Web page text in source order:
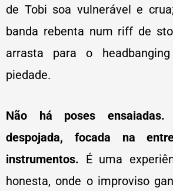
de Tobi soa vulnerável e
banda rebenta num riff de
arrasta para o
piedade.
Não há poses
despojada, focada na
instrumentos. É uma
honesta, onde o improviso